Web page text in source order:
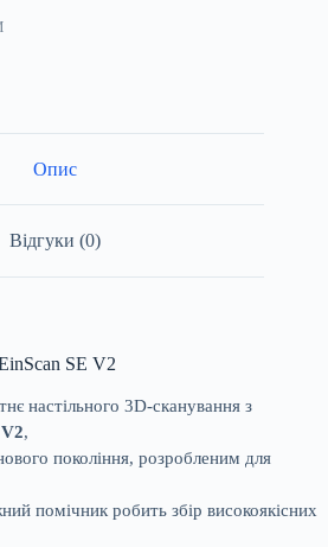
Опис
Відгуки (0)
SE V2
настільного 3D-сканування з
,
покоління, розробленим для
помічник робить збір високоякісних